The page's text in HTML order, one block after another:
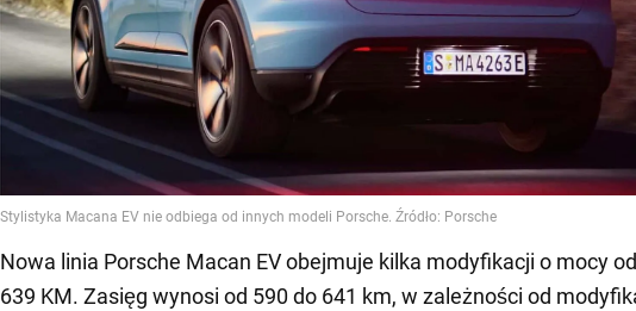
Nowa linia Porsche Macan EV obejmuje kilka modyfikacji o mocy
639 KM. Zasięg wynosi od 590 do 641 km, w zależności od